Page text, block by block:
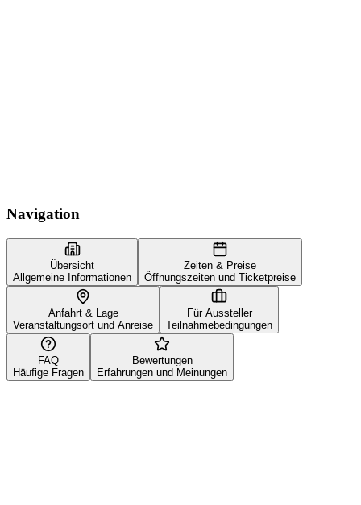
Navigation
Übersicht
Allgemeine Informationen
Zeiten & Preise
Öffnungszeiten und Ticketpreise
Anfahrt & Lage
Veranstaltungsort und Anreise
Für Aussteller
Teilnahmebedingungen
FAQ
Häufige Fragen
Bewertungen
Erfahrungen und Meinungen